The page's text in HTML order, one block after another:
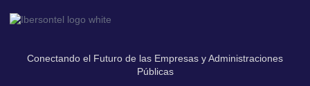
Conectando el Futuro de las Empresas y Administraciones
Públicas